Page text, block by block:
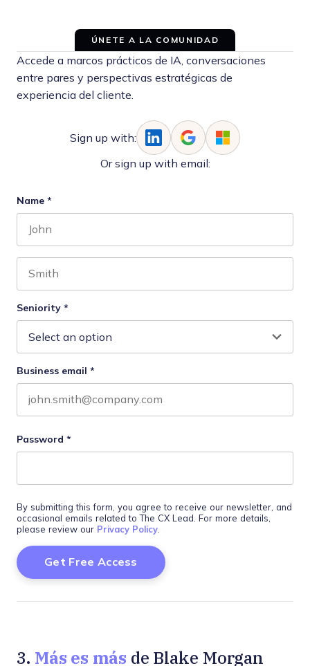
ÚNETE A LA COMUNIDAD
Accede a marcos prácticos de IA, conversaciones
entre pares y perspectivas estratégicas de
experiencia del cliente.
Sign up with:
Or sign up with email:
Name *
Seniority *
Business email *
Password *
By submitting this form, you agree to receive our newsletter, and
occasional emails related to The CX Lead. For more details,
please review our Privacy Policy.
3. Más es más de Blake Morgan